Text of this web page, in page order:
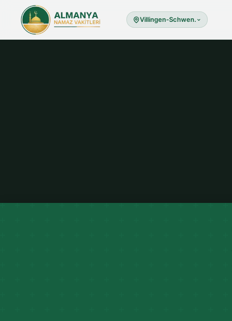
Villingen-Schwen.